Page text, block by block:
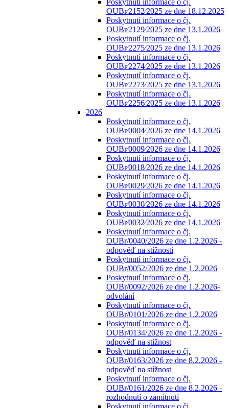
Poskytnutí informace o čj.
OUBr⁄2152⁄2025 ze dne 18.12.2025
Poskytnutí informace o čj.
OUBr⁄2129⁄2025 ze dne 13.1.2026
Poskytnutí informace o čj.
OUBr⁄2275⁄2025 ze dne 13.1.2026
Poskytnutí informace o čj.
OUBr⁄2274⁄2025 ze dne 13.1.2026
Poskytnutí informace o čj.
OUBr⁄2273⁄2025 ze dne 13.1.2026
Poskytnutí informace o čj.
OUBr⁄2256⁄2025 ze dne 13.1.2026
2026
Poskytnutí informace o čj.
OUBr⁄0004⁄2026 ze dne 14.1.2026
Poskytnutí informace o čj.
OUBr⁄0009⁄2026 ze dne 14.1.2026
Poskytnutí informace o čj.
OUBr⁄0018⁄2026 ze dne 14.1.2026
Poskytnutí informace o čj.
OUBr⁄0029⁄2026 ze dne 14.1.2026
Poskytnutí informace o čj.
OUBr⁄0030⁄2026 ze dne 14.1.2026
Poskytnutí informace o čj.
OUBr⁄0032⁄2026 ze dne 14.1.2026
Poskytnutí informace o čj.
OUBr/0040/2026 ze dne 1.2.2026 -
odpověď na stížnosti
Poskytnutí informace o čj.
OUBr/0052/2026 ze dne 1.2.2026
Poskytnutí informace o čj.
OUBr/0092/2026 ze dne 1.2.2026-
odvolání
Poskytnutí informace o čj.
OUBr/0101/2026 ze dne 1.2.2026
Poskytnutí informace o čj.
OUBr/0134/2026 ze dne 1.2.2026 -
odpověď na stížnost
Poskytnutí informace o čj.
OUBr/0163/2026 ze dne 8.2.2026 -
odpověď na stížnost
Poskytnutí informace o čj.
OUBr/0161/2026 ze dne 8.2.2026 -
rozhodnutí o zamítnutí
Poskytnutí informace o čj.